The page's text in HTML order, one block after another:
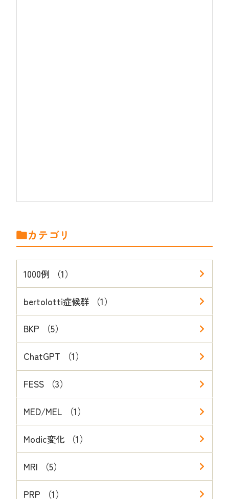
カテゴリ
1000例 （1）
bertolotti症候群 （1）
BKP （5）
ChatGPT （1）
FESS （3）
MED/MEL （1）
Modic変化 （1）
MRI （5）
PRP （1）